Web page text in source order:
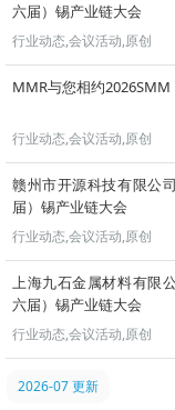
六届）锡产业链大会
行业动态,会议活动,原创
MMR与您相约
行业动态,会议活动,原创
赣州市开源科技有限公
届）锡产业链大会
行业动态,会议活动,原创
上海九石金属材料有限
六届）锡产业链大会
行业动态,会议活动,原创
2026-07 更新